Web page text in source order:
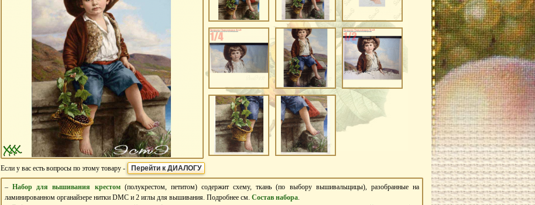
Если у вас есть вопросы по этому товару - Перейти к ДИАЛОГУ
–Набор для вышивания крестом(полукрестом, петитом) содержит схему, ткань (по выбору вышивальщицы), разобранные на
ламинированном органайзере нитки DMC и 2 иглы для вышивания. Подробнее см. Состав набора.